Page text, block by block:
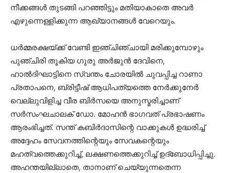
നീക്കങ്ങള്‍ തുടങ്ങി പറഞ്ഞിട്ടും മതിയാകാതെ അവര്‍
എഴുന്നെള്ളിക്കുന്ന ആഖ്യാനങ്ങള്‍ വേറെയും.
ധര്‍മ്മരക്ഷയ്ക്ക് വേണ്ടി ഇഞ്ചിഞ്ചായി മരിക്കുമ്പോഴും
പുഞ്ചിരി തൂകിയ ഗുരു അര്‍ജുന്‍ ദേവിനെ,
ഹാല്‍ദിഘാട്ടിനെ സ്വന്തം ചോരയില്‍ ചുവപ്പിച്ച റാണാ
പ്രതാപനെ, ബ്രിട്ടീഷ് ആധിപത്യത്തെ നേര്‍ക്കുനേര്‍
വെല്ലുവിളിച്ച വീര ബിര്‍സയെ അനുസ്മരിച്ചാണ്
സര്‍സംഘചാലക് ഡോ. മോഹന്‍ ഭാഗവത് പ്രഭാഷണം
ആരംഭിച്ചത്. സന്ത് കബിര്‍ദാസിന്റെ വാക്കുകള്‍ ഉദ്ധരിച്ച്
അദ്ദേഹം സേവനത്തിന്റെയും സേവകന്റെയും
മഹത്വത്തെക്കുറിച്ച്, ലക്ഷണത്തെക്കുറിച്ച് ഉദ്‌ബോധിപ്പിച്ചു.
അഹന്തയില്ലാതെ, താനാണ് ചെയ്യുന്നതെന്ന